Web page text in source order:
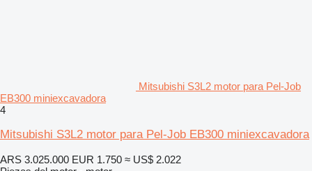
Mitsubishi S3L2 motor para Pel-Job
EB300 miniexcavadora
4
Mitsubishi S3L2 motor para Pel-Job EB300 miniexcavadora
ARS 3.025.000 EUR 1.750 ≈ US$ 2.022